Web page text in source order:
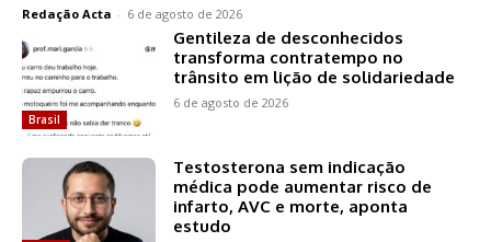
Redação Acta - 6 de agosto de 2026
Brasil
Gentileza de desconhecidos
transforma contratempo no
trânsito em lição de solidariedade
6 de agosto de 2026
Testosterona sem indicação
médica pode aumentar risco de
infarto, AVC e morte, aponta
estudo